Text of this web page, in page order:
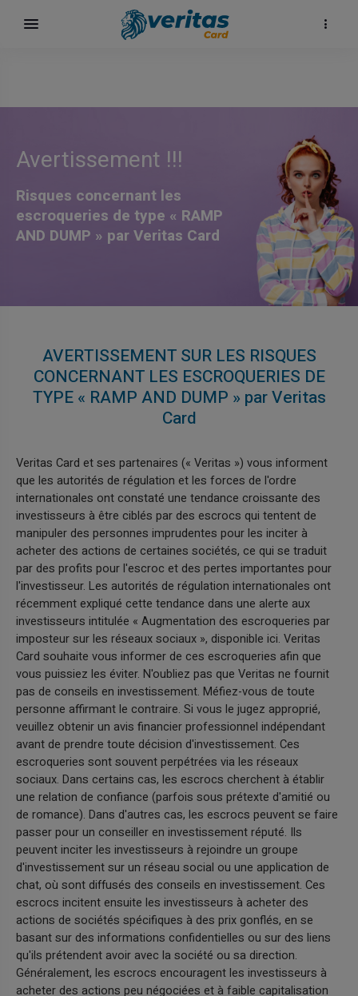
Avertissement !!!
Risques concernant les
escroqueries de type « RAMP
AND DUMP » par Veritas Card
AVERTISSEMENT SUR LES RISQUES
CONCERNANT LES ESCROQUERIES DE
TYPE « RAMP AND DUMP » par Veritas
Card
Veritas Card et ses partenaires (« Veritas ») vous informent
que les autorités de régulation et les forces de l'ordre
internationales ont constaté une tendance croissante des
investisseurs à être ciblés par des escrocs qui tentent de
manipuler des personnes imprudentes pour les inciter à
acheter des actions de certaines sociétés, ce qui se traduit
par des profits pour l'escroc et des pertes importantes pour
l'investisseur. Les autorités de régulation internationales ont
récemment expliqué cette tendance dans une alerte aux
investisseurs intitulée « Augmentation des escroqueries par
imposteur sur les réseaux sociaux », disponible ici. Veritas
Card souhaite vous informer de ces escroqueries afin que
vous puissiez les éviter. N'oubliez pas que Veritas ne fournit
pas de conseils en investissement. Méfiez-vous de toute
personne affirmant le contraire. Si vous le jugez approprié,
veuillez obtenir un avis financier professionnel indépendant
avant de prendre toute décision d'investissement. Ces
escroqueries sont souvent perpétrées via les réseaux
sociaux. Dans certains cas, les escrocs cherchent à établir
une relation de confiance (parfois sous prétexte d'amitié ou
de romance). Dans d'autres cas, les escrocs peuvent se faire
passer pour un conseiller en investissement réputé. Ils
peuvent inciter les investisseurs à rejoindre un groupe
d'investissement sur un réseau social ou une application de
chat, où sont diffusés des conseils en investissement. Ces
escrocs incitent ensuite les investisseurs à acheter des
actions de sociétés spécifiques à des prix gonflés, en se
basant sur des informations confidentielles ou sur des liens
qu'ils prétendent avoir avec la société ou sa direction.
Généralement, les escrocs encouragent les investisseurs à
acheter des actions peu négociées et à faible capitalisation